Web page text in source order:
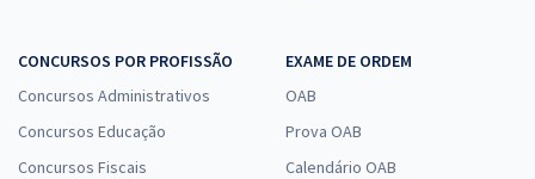
CONCURSOS POR PROFISSÃO
Concursos Administrativos
Concursos Educação
Concursos Fiscais
EXAME DE ORDEM
OAB
Prova OAB
Calendário OAB